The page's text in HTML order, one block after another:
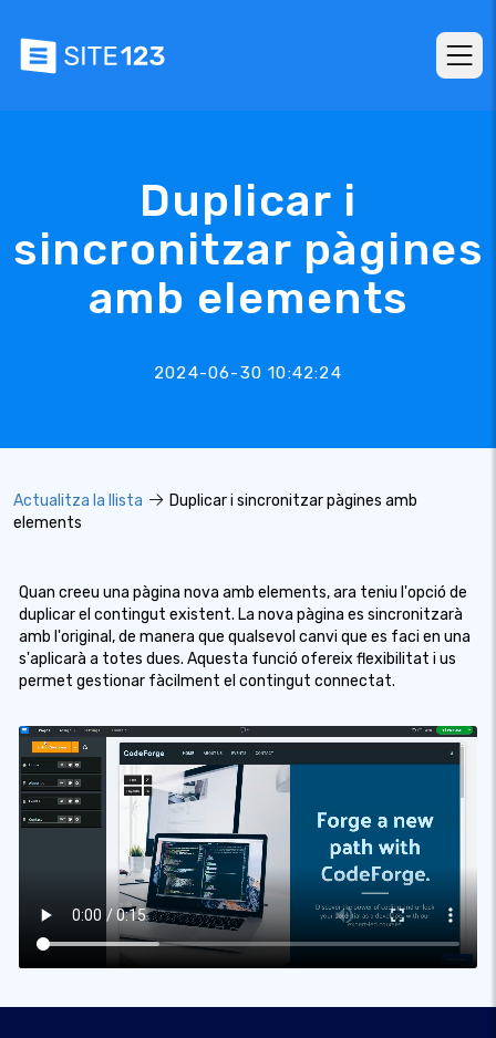
Duplicar i
sincronitzar pàgines
amb elements
2024-06-30 10:42:24
Actualitza la llista
Duplicar i sincronitzar pàgines amb
elements
Quan creeu una pàgina nova amb elements, ara teniu l'opció de
duplicar el contingut existent. La nova pàgina es sincronitzarà
amb l'original, de manera que qualsevol canvi que es faci en una
s'aplicarà a totes dues. Aquesta funció ofereix flexibilitat i us
permet gestionar fàcilment el contingut connectat.